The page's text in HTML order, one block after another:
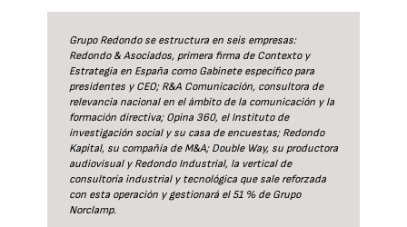
Grupo Redondo se estructura en seis empresas:
Redondo & Asociados, primera firma de Contexto y
Estrategia en España como Gabinete específico para
presidentes y CEO; R&A Comunicación, consultora de
relevancia nacional en el ámbito de la comunicación y la
formación directiva; Opina 360, el Instituto de
investigación social y su casa de encuestas; Redondo
Kapital, su compañía de M&A; Double Way, su productora
audiovisual y Redondo Industrial, la vertical de
consultoría industrial y tecnológica que sale reforzada
con esta operación y gestionará el 51 % de Grupo
Norclamp.